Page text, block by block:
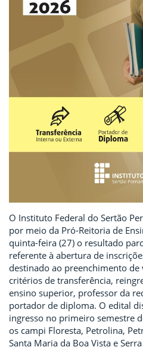
O Instituto Federal do Sertão
por meio da Pró-Reitoria de
quinta-feira (27) o resultado
referente à abertura de
destinado ao preenchimento
critérios de transferência,
ensino superior, professor da
portador de diploma. O edital
ingresso no primeiro semestre
os campi Floresta, Petrolina,
Santa Maria da Boa Vista e